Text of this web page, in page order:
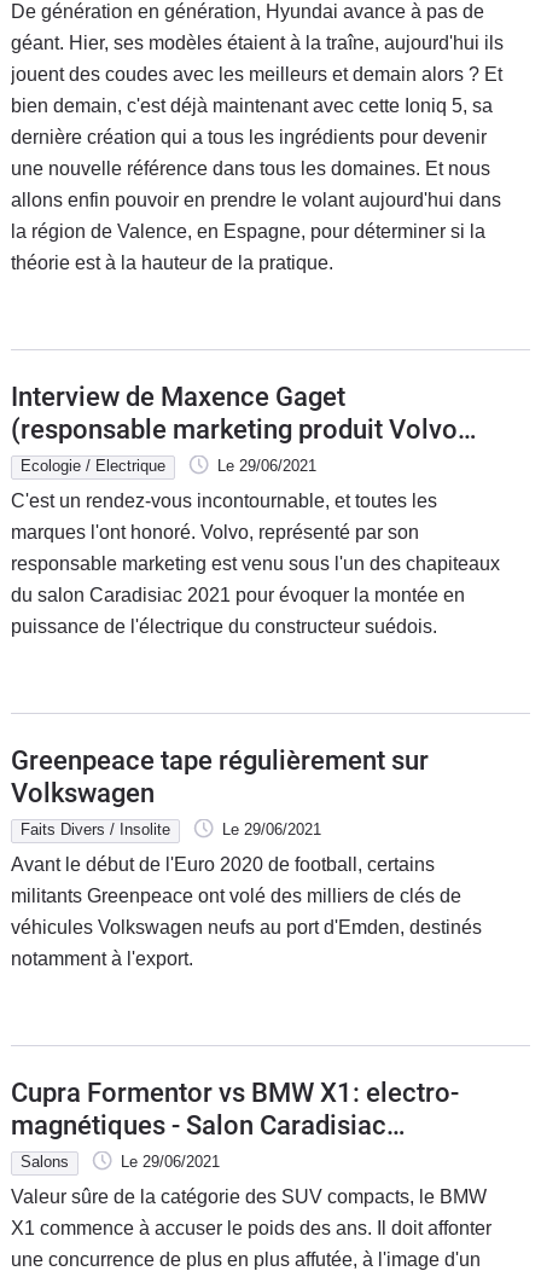
De génération en génération, Hyundai avance à pas de
géant. Hier, ses modèles étaient à la traîne, aujourd'hui ils
jouent des coudes avec les meilleurs et demain alors ? Et
bien demain, c'est déjà maintenant avec cette Ioniq 5, sa
dernière création qui a tous les ingrédients pour devenir
une nouvelle référence dans tous les domaines. Et nous
allons enfin pouvoir en prendre le volant aujourd'hui dans
la région de Valence, en Espagne, pour déterminer si la
théorie est à la hauteur de la pratique.
Interview de Maxence Gaget
(responsable marketing produit Volvo
France : "Toute la gamme sera
électrifiée en 2030 et nous allons
avancer vite" - salon Caradisiac 2021
Ecologie / Electrique Le 29/06/2021
C'est un rendez-vous incontournable, et toutes les
marques l'ont honoré. Volvo, représenté par son
responsable marketing est venu sous l'un des chapiteaux
du salon Caradisiac 2021 pour évoquer la montée en
puissance de l'électrique du constructeur suédois.
Greenpeace tape régulièrement sur
Volkswagen
Faits Divers / Insolite Le 29/06/2021
Avant le début de l'Euro 2020 de football, certains
militants Greenpeace ont volé des milliers de clés de
véhicules Volkswagen neufs au port d'Emden, destinés
notamment à l'export.
Cupra Formentor vs BMW X1: electro-
magnétiques - Salon Caradisiac
Electrique/hybride 2021
Salons Le 29/06/2021
Valeur sûre de la catégorie des SUV compacts, le BMW
X1 commence à accuser le poids des ans. Il doit affonter
une concurrence de plus en plus affutée, à l'image d'un